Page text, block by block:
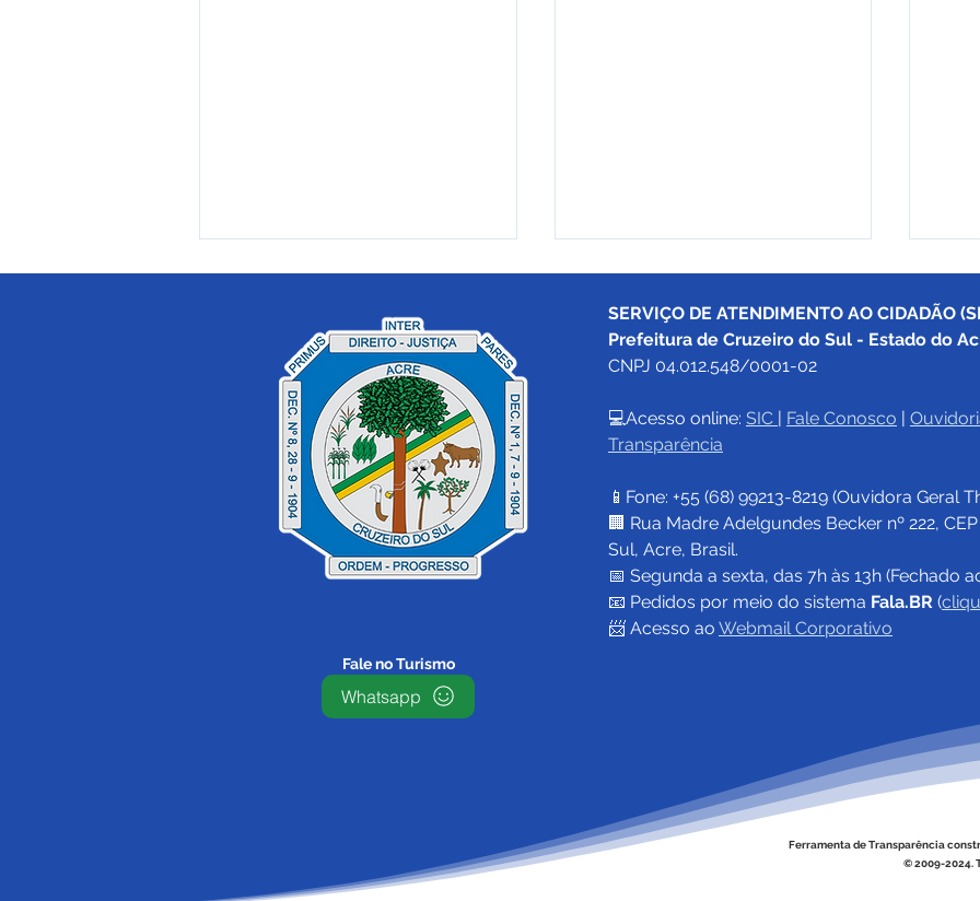
Prefeitura intensifica
reconstrução de trapiches
com duas frentes de
trabalho em Cruzeiro do
Prefeitura de Cruzeiro do
de trabalho na construção
e revitalização de 313
metros de trapiches
SERVIÇO DE ATENDIMENTO AO CIDADÃO
Prefeitura de Cruzeiro do Sul - Estado do
CNPJ 04.012.548/0001-02
💻Acesso online: SIC | Fale Conosco |
Transparência
📱Fone: +55 (68) 99213-8219 (Ouvidora Geral
🏢 Rua Madre Adelgundes Becker nº 222,
Sul, Acre, Brasil.
📅 Segunda a sexta, das 7h às 13h (Fechado
📧 Pedidos por meio do sistema Fala.BR (
📨 Acesso ao Webmail Corporativo
Fale no Turismo
Whatsapp
Ferramenta de Transparência
© 2009-2024.